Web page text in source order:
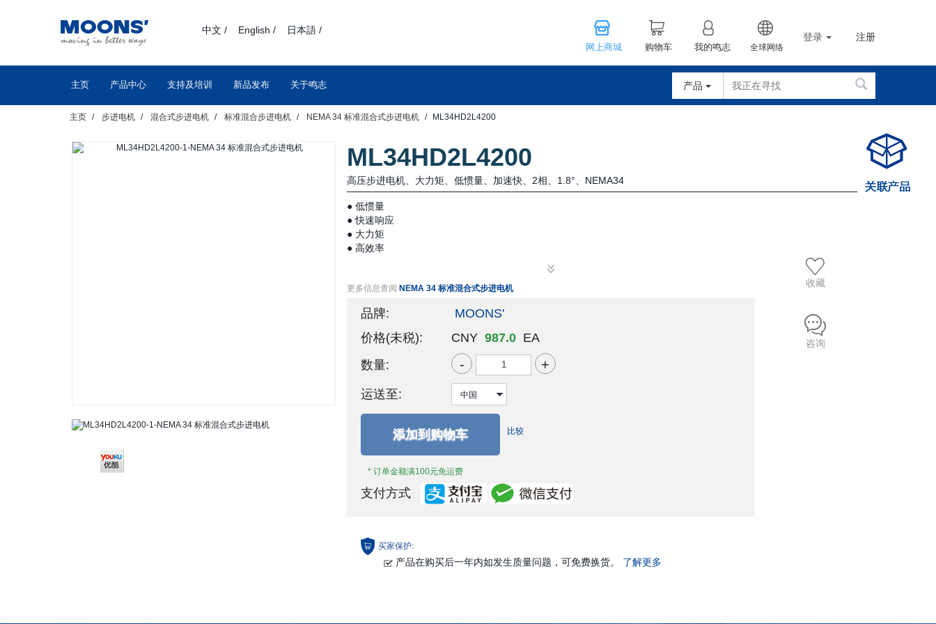
中文 / English / 日本語 /
网上商城 购物车 我的鸣志 全球网络
登录 注册
主页 产品中心 支持及培训 新品发布 关于鸣志 产品
主页 步进电机 混合式步进电机 标准混合步进电机 NEMA 34 标准混合式步进电机 ML34HD2L4200
ML34HD2L4200
高压步进电机、大力矩、低惯量、加速快、2相、1.8°、NEMA34
● 低惯量
● 快速响应
● 大力矩
● 高效率
更多信息查阅 NEMA 34 标准混合式步进电机
品牌:
MOONS'
价格(未税):
CNY987.0 EA
数量:
- +
运送至:
添加到购物车
* 订单金额满100元免运费
比较
支付方式
收藏
咨询
买家保护:
产品在购买后一年内如发生质量问题，可免费换货。 了解更多